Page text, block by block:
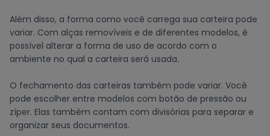
Além disso, a forma como você carrega sua carteira pode
variar. Com alças removíveis e de diferentes modelos, é
possível alterar a forma de uso de acordo com o
ambiente no qual a carteira será usada.
O fechamento das carteiras também pode variar. Você
pode escolher entre modelos com botão de pressão ou
zíper. Elas também contam com divisórias para separar e
organizar seus documentos.